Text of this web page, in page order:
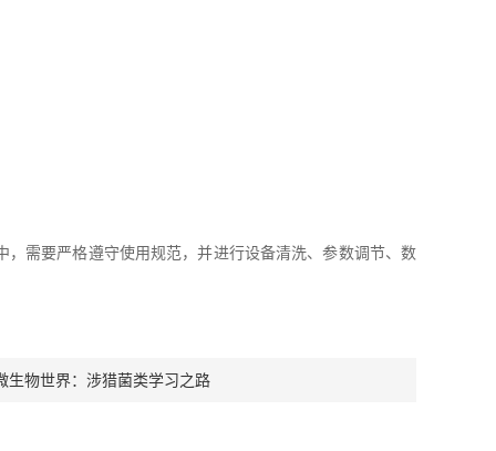
需要严格遵守使用规范，并进行设备清洗、参数调节、数
生物世界：涉猎菌类学习之路